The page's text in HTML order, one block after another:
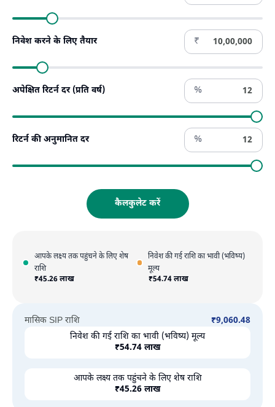
निवेश करने के लिए तैयार ₹
अपेक्षित रिटर्न दर (प्रति वर्ष) %
रिटर्न की अनुमानित दर %
कैलकुलेट करें
आपके लक्ष्य तक पहुंचने के लिए शेष
राशि
₹45.26 लाख
निवेश की गई राशि का भावी (भविष्य)
मूल्य
₹54.74 लाख
मासिक SIP राशि ₹9,060.48
निवेश की गई राशि का भावी (भविष्य) मूल्य
₹54.74 लाख
आपके लक्ष्य तक पहुंचने के लिए शेष राशि
₹45.26 लाख